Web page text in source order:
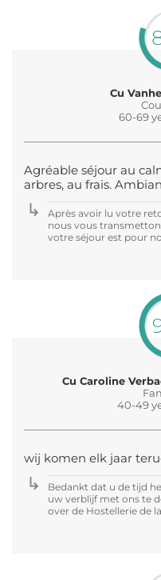
Cu
60-69
Agréable séjour au
arbres, au frais.
Après avoir lu votre
nous vous
votre séjour est pour
Cu Caroline
40-49
wij komen elk jaar
Bedankt dat u de tijd
uw verblijf met ons te
over de Hostellerie de la